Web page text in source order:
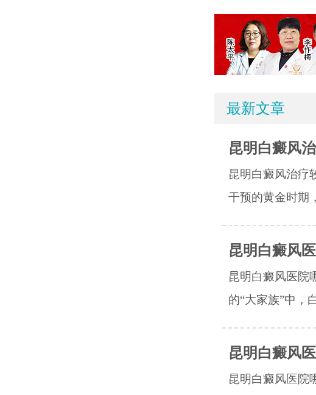
最新文章
昆明白癜风
昆明白癜风治疗
干预的黄金时期
昆明白癜风
昆明白癜风医院
的“大家族”中，
昆明白癜风
昆明白癜风医院